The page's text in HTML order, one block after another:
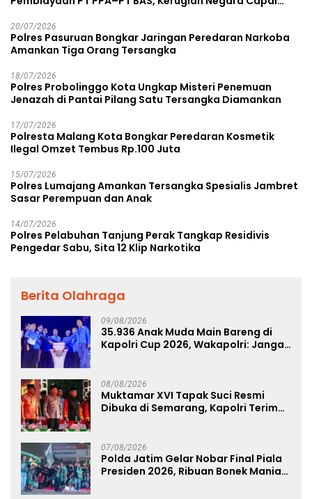
20/07/2026
Polres Pasuruan Bongkar Jaringan Peredaran Narkoba
Amankan Tiga Orang Tersangka
18/07/2026
Polres Probolinggo Kota Ungkap Misteri Penemuan
Jenazah di Pantai Pilang Satu Tersangka Diamankan
17/07/2026
Polresta Malang Kota Bongkar Peredaran Kosmetik
Ilegal Omzet Tembus Rp.100 Juta
15/07/2026
Polres Lumajang Amankan Tersangka Spesialis Jambret
Sasar Perempuan dan Anak
14/07/2026
Polres Pelabuhan Tanjung Perak Tangkap Residivis
Pengedar Sabu, Sita 12 Klip Narkotika
Berita Olahraga
09/08/2026
35.936 Anak Muda Main Bareng di
Kapolri Cup 2026, Wakapolri: Jangan
08/08/2026
Muktamar XVI Tapak Suci Resmi
Dibuka di Semarang, Kapolri Terima
07/08/2026
Polda Jatim Gelar Nobar Final Piala
Presiden 2026, Ribuan Bonek Mania